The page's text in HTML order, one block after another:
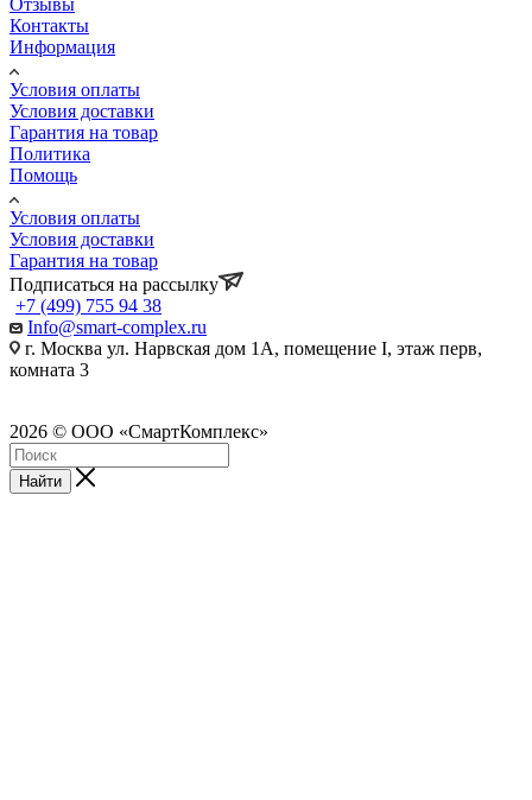
Контакты
Информация
Условия оплаты
Условия доставки
Гарантия на товар
Политика
Помощь
Условия оплаты
Условия доставки
Гарантия на товар
Подписаться на рассылку
+7 (499) 755 94 38
Info@smart-complex.ru
г. Москва ул. Нарвская дом 1А, помещение I, этаж перв,
комната 3
2026 © ООО «СмартКомплекс»
Найти